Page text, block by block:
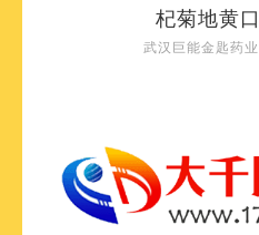
杞菊地黄
武汉巨能金匙药